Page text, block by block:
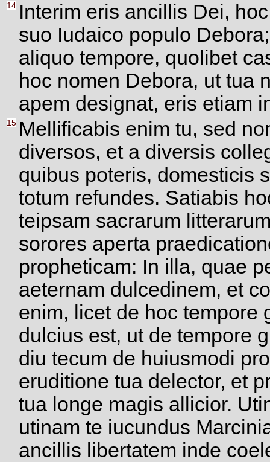
14 Interim eris ancillis Dei,
suo Iudaico populo
aliquo tempore, quolibet
hoc nomen Debora, ut tua
apem designat, eris etiam
15 Mellificabis enim tu, sed
diversos, et a diversis
quibus poteris, domesticis
totum refundes. Satiabis
teipsam sacrarum
sorores aperta
propheticam: In illa, quae
aeternam dulcedinem, et
enim, licet de hoc tempore
dulcius est, ut de tempore
diu tecum de huiusmodi
eruditione tua delector, et
tua longe magis allicior.
utinam te iucundus
ancillis libertatem inde